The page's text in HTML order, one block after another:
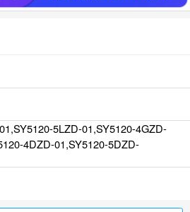
5LZD-01,SY5120-4GZD-
4DZD-01,SY5120-5DZD-